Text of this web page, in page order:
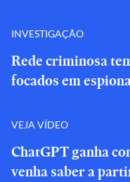
INVESTIGAÇÃO
Rede criminosa
focados em
VEJA VÍDEO
ChatGPT ganha
venha saber a